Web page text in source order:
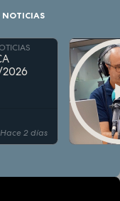
NOTICIAS
2026
Hace 2 días